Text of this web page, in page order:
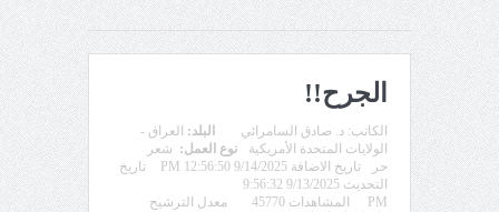
الجرح!!
الكاتب: د. صادق السامرائي البلد: العراق -
الولايات المتحدة الأمريكية
نوع العمل: شعر
حر
تاريخ الاضافة 9/14/2025 12:56:50 PM
تاريخ
التحديث 9/13/2025 9:56:32
PM
المشاهدات 45770 معدل الترشيح